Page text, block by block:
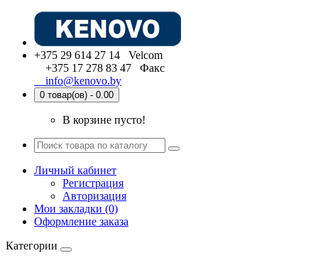
+375 29 614 27 14 Velcom
+375 17 278 83 47 Факс
info@kenovo.by
0 товар(ов) - 0.00
В корзине пусто!
Личный кабинет
Регистрация
Авторизация
Мои закладки (0)
Оформление заказа
Категории